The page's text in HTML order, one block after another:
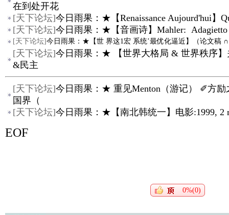
在到处开花
[天下论坛]今日雨果：★【Renaissance Aujourd'hui】
[天下论坛]今日雨果：★【音画诗】Mahler: Adagietto
[天下论坛]今日雨果：★【世 界这1宏 系统’最优化逼近】（论文稿
[天下论坛]今日雨果：★ 【世界大格局 & 世界秩序】
&民主
[天下论坛]今日雨果：★ 重见Menton（游记） ✐方励
国界（
[天下论坛]今日雨果：★【南北韩统一】电影:1999, 2
EOF
0%(0)